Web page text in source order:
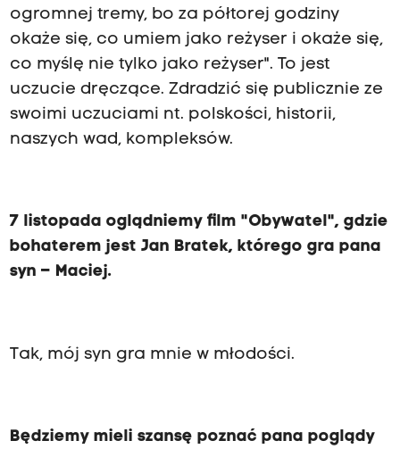
ogromnej tremy, bo za półtorej godziny
okaże się, co umiem jako reżyser i okaże się,
co myślę nie tylko jako reżyser". To jest
uczucie dręczące. Zdradzić się publicznie ze
swoimi uczuciami nt. polskości, historii,
naszych wad, kompleksów.
7 listopada oglądniemy film "Obywatel", gdzie
bohaterem jest Jan Bratek, którego gra pana
syn – Maciej.
Tak, mój syn gra mnie w młodości.
Będziemy mieli szansę poznać pana poglądy